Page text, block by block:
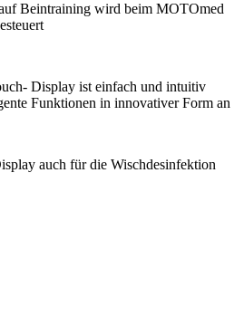
Beintraining wird beim MOTOmed
Display ist einfach und intuitiv
Funktionen in innovativer Form an
auch für die Wischdesinfektion